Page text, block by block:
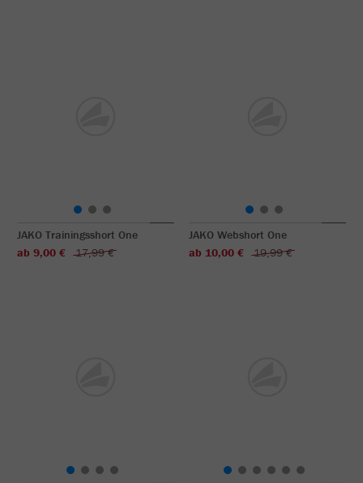
JAKO Trainingsshort One
ab 9,00 €
17,99 €
JAKO Webshort One
ab 10,00 €
19,99 €